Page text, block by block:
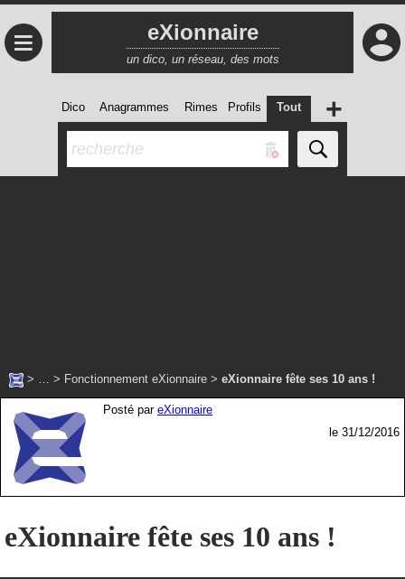
≡ eXionnaire
un dico, un réseau, des mots
Dico Anagrammes Rimes Profils Tout +
> … > Fonctionnement eXionnaire > eXionnaire fête ses 10 ans !
Posté par eXionnaire
le 31/12/2016
eXionnaire fête ses 10 ans !